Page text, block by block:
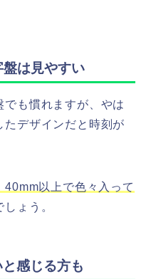
は見やすい
も慣れますが、やは
たデザインだと時刻が
40mm以上で色々入って
しょう。
感じる方も